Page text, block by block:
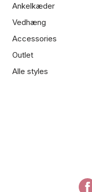
Ankelkæder
Vedhæng
Accessories
Outlet
Alle styles